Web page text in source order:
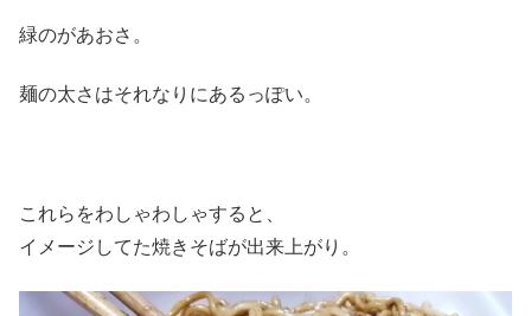
緑のがあおさ。
麺の太さはそれなりにあるっぽい。
これらをわしゃわしゃすると、
イメージしてた焼きそばが出来上がり。